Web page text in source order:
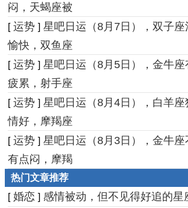
闷，天蝎座被
[ 运势 ] 星吧日运（8月7日），双子
愉快，双鱼座
[ 运势 ] 星吧日运（8月5日），金牛
疲累，射手座
[ 运势 ] 星吧日运（8月4日），白羊
情好，摩羯座
[ 运势 ] 星吧日运（8月3日），金牛
有点闷，摩羯
热门文章推荐
[ 婚恋 ] 感情被动，但不见得好追的星